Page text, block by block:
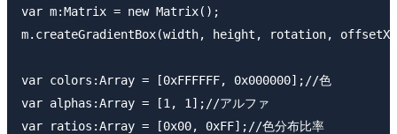
var m:Matrix = new Matrix();
m.createGradientBox(width, height, rotation,
var colors:Array = [0xFFFFFF, 0x000000];//色
var alphas:Array = [1, 1];//アルファ
var ratios:Array = [0x00, 0xFF];//色分布比率